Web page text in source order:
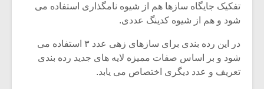
تفکیک جایگاه سازها هم از شیوه نامگذاری استفاده می
شود و هم از شیوه کدینگ عددی.
در این رده بندی برای سازهای زهی عدد ۳ استفاده می
شود و بر اساس صفات ممیزه لایه های جدید رده بندی
تعریف و عدد دیگری اختصاص می یابد.
شیش و نیم»
اگر نمی توانی
مشهورترین باشی،
بدنام ترین باش
موسیقی